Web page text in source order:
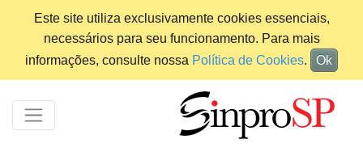
Este site utiliza exclusivamente cookies essenciais,
necessários para seu funcionamento. Para mais
informações, consulte nossa Política de Cookies. Ok